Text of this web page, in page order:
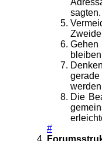
sagten.
Gehen
Die
#